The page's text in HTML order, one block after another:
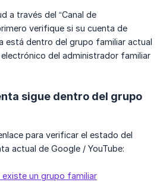
a través del “Canal de
verifique si su cuenta de
está dentro del grupo familiar actual
del administrador familiar
sigue dentro del grupo
para verificar el estado del
actual de Google / YouTube:
un grupo familiar